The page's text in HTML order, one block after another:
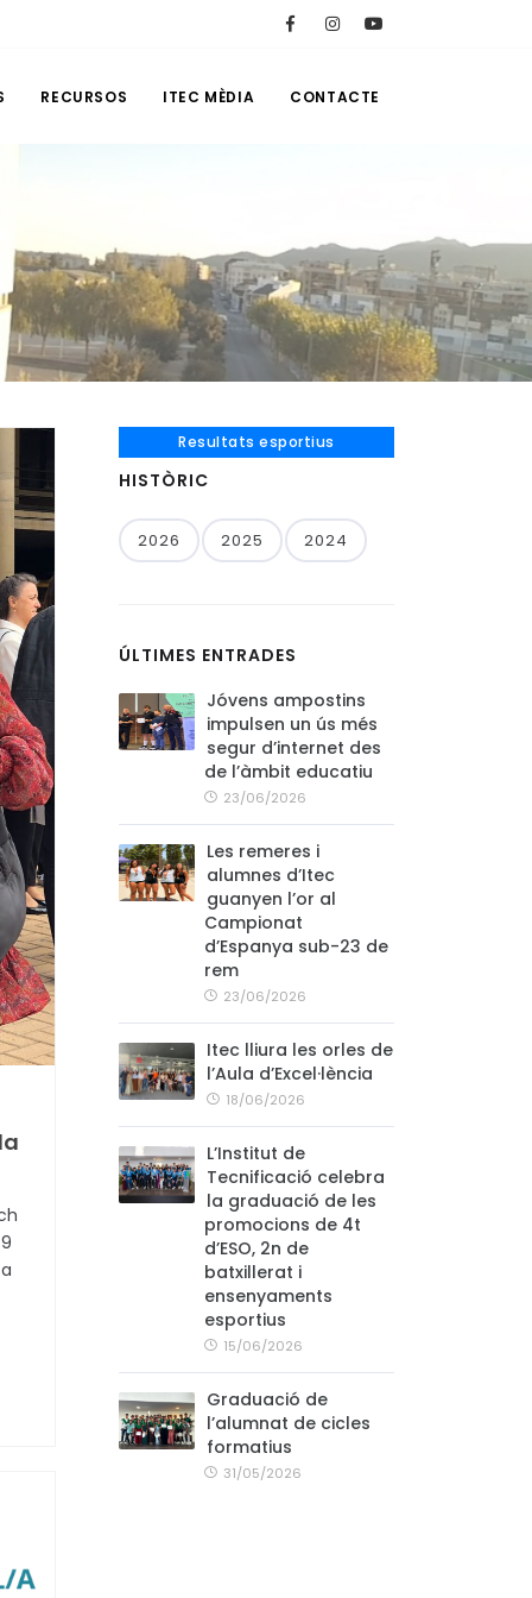
RECURSOS ITEC MÈDIA CONTACTE
Resultats esportius
HISTÒRIC
2026 2025 2024
ÚLTIMES ENTRADES
Jóvens ampostins
impulsen un ús més
segur d’internet des
de l’àmbit educatiu
23/06/2026
Les remeres i
alumnes d’Itec
guanyen l’or al
Campionat
d’Espanya sub-23 de
rem
23/06/2026
Itec lliura les orles de
l’Aula d’Excel·lència
18/06/2026
L’Institut de
Tecnificació celebra
la graduació de les
promocions de 4t
d’ESO, 2n de
batxillerat i
ensenyaments
esportius
15/06/2026
Graduació de
l’alumnat de cicles
formatius
31/05/2026